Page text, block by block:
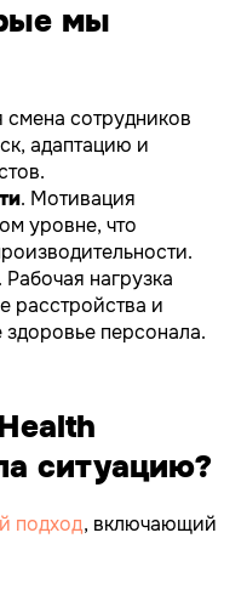
мы
смена сотрудников
адаптацию и
. Мотивация
уровне, что
. Рабочая нагрузка
расстройства и
персонала.
ситуацию?
подход, включающий